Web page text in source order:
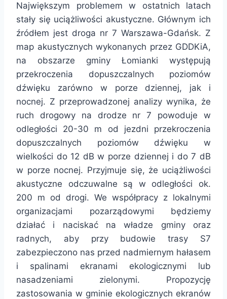
Największym problemem w ostatnich latach
stały się uciążliwości akustyczne. Głównym ich
źródłem jest droga nr 7 Warszawa-Gdańsk. Z
map akustycznych wykonanych przez GDDKiA,
na obszarze gminy Łomianki występują
przekroczenia dopuszczalnych poziomów
dźwięku zarówno w porze dziennej, jak i
nocnej. Z przeprowadzonej analizy wynika, że
ruch drogowy na drodze nr 7 powoduje w
odległości 20-30 m od jezdni przekroczenia
dopuszczalnych poziomów dźwięku w
wielkości do 12 dB w porze dziennej i do 7 dB
w porze nocnej. Przyjmuje się, że uciążliwości
akustyczne odczuwalne są w odległości ok.
200 m od drogi. We współpracy z lokalnymi
organizacjami pozarządowymi będziemy
działać i naciskać na władze gminy oraz
radnych, aby przy budowie trasy S7
zabezpieczono nas przed nadmiernym hałasem
i spalinami ekranami ekologicznymi lub
nasadzeniami zielonymi. Propozycję
zastosowania w gminie ekologicznych ekranów